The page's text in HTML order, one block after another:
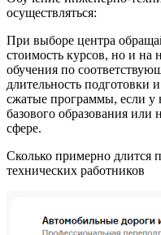
осуществляться:
При выборе центра
стоимость курсов, но и на
обучения по
длительность подготовки
сжатые программы, если у
базового образования или
сфере.
Сколько примерно длится
технических работников